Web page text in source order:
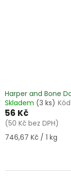
Harper and Bone
Skladem (3 ks) Kód:
56 Kč
(50 Kč bez DPH)
Měrná
746,67 Kč / 1 kg